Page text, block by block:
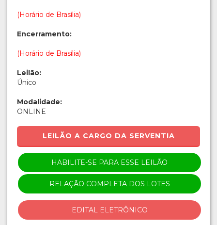
(Horário de Brasília)
Encerramento:
(Horário de Brasília)
Leilão:
Único
Modalidade:
ONLINE
LEILÃO A CARGO DA SERVENTIA
HABILITE-SE PARA ESSE LEILÃO
RELAÇÃO COMPLETA DOS LOTES
EDITAL ELETRÔNICO